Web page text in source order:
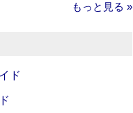
もっと見る »
ド